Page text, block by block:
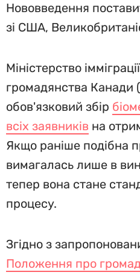
Нововведення
зі США,
Міністерство
громадянства Канади
обов'язковий збір
всіх заявників на
Якщо раніше подібна
вимагалась лише в
тепер вона стане
процесу.
Згідно з
Положення про